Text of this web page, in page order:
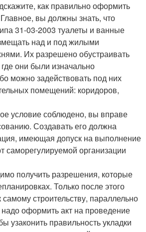
как правильно оформить
вы должны знать, что
31-03-2003 туалеты и ванные
над и под жилыми
Их разрешено обустраивать
они были изначально
можно задействовать под них
помещений: коридоров,
условие соблюдено, вы вправе
Создавать его должна
имеющая допуск на выполнение
саморегулируемой организации
получить разрешения, которые
Только после этого
строительству, параллельно
надо оформить акт на проведение
узаконить правильность укладки